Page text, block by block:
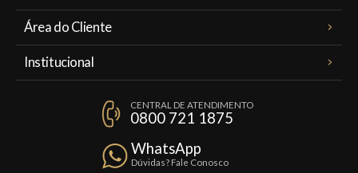
Área do Cliente
Meus Pedidos
Institucional
A Famiglia Valduga
Política de Privacidade
Trocas e Devoluções
CENTRAL DE ATENDIMENTO
0800 721 1875
WhatsApp
Dúvidas? Fale Conosco